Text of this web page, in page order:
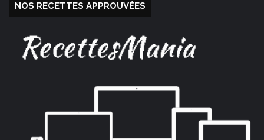
NOS RECETTES APPROUVÉES